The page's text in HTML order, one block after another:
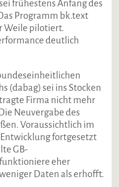
frühestens Anfang des
Programm bk.text
Weile pilotiert.
deutlich
(dabag) sei ins Stocken
Firma nicht mehr
Neuvergabe des
Voraussichtlich im
fortgesetzt
GB-
eher
Daten als erhofft.